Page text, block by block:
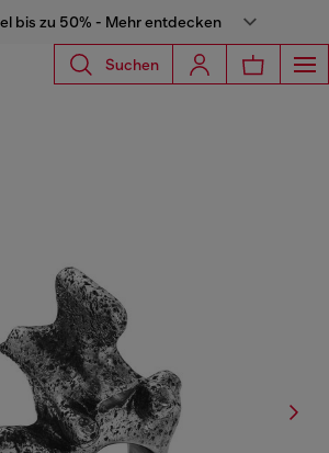
bis zu 50% - Mehr entdecken
Suchen